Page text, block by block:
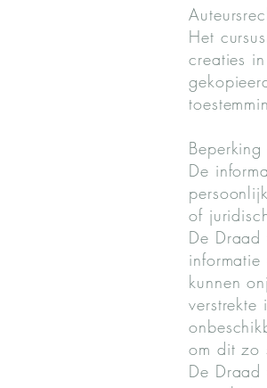
Het
creaties
De
of
De
kunnen
om dit zo
De